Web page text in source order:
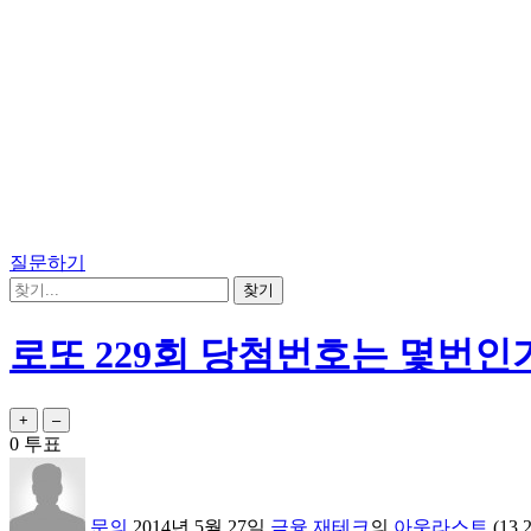
질문하기
로또 229회 당첨번호는 몇번인
0 투표
문의 2014년 5월 27일 금융,재테크 의 아웃라스트 (